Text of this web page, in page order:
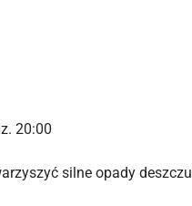
20:00
silne opady deszczu